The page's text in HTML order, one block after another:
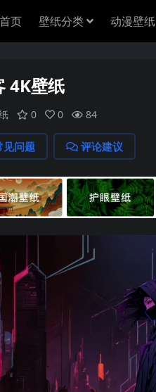
首页 壁纸分类 动漫壁纸
4K壁纸
0 0 84
见问题 评论建议